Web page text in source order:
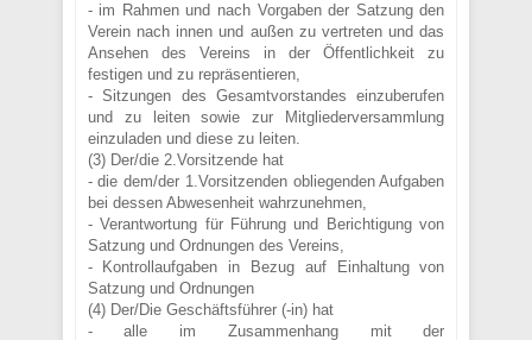
- im Rahmen und nach Vorgaben der Satzung den
Verein nach innen und außen zu vertreten und das
Ansehen des Vereins in der Öffentlichkeit zu
festigen und zu repräsentieren,
- Sitzungen des Gesamtvorstandes einzuberufen
und zu leiten sowie zur Mitgliederversammlung
einzuladen und diese zu leiten.
(3) Der/die 2.Vorsitzende hat
- die dem/der 1.Vorsitzenden obliegenden Aufgaben
bei dessen Abwesenheit wahrzunehmen,
- Verantwortung für Führung und Berichtigung von
Satzung und Ordnungen des Vereins,
- Kontrollaufgaben in Bezug auf Einhaltung von
Satzung und Ordnungen
(4) Der/Die Geschäftsführer (-in) hat
- alle im Zusammenhang mit der